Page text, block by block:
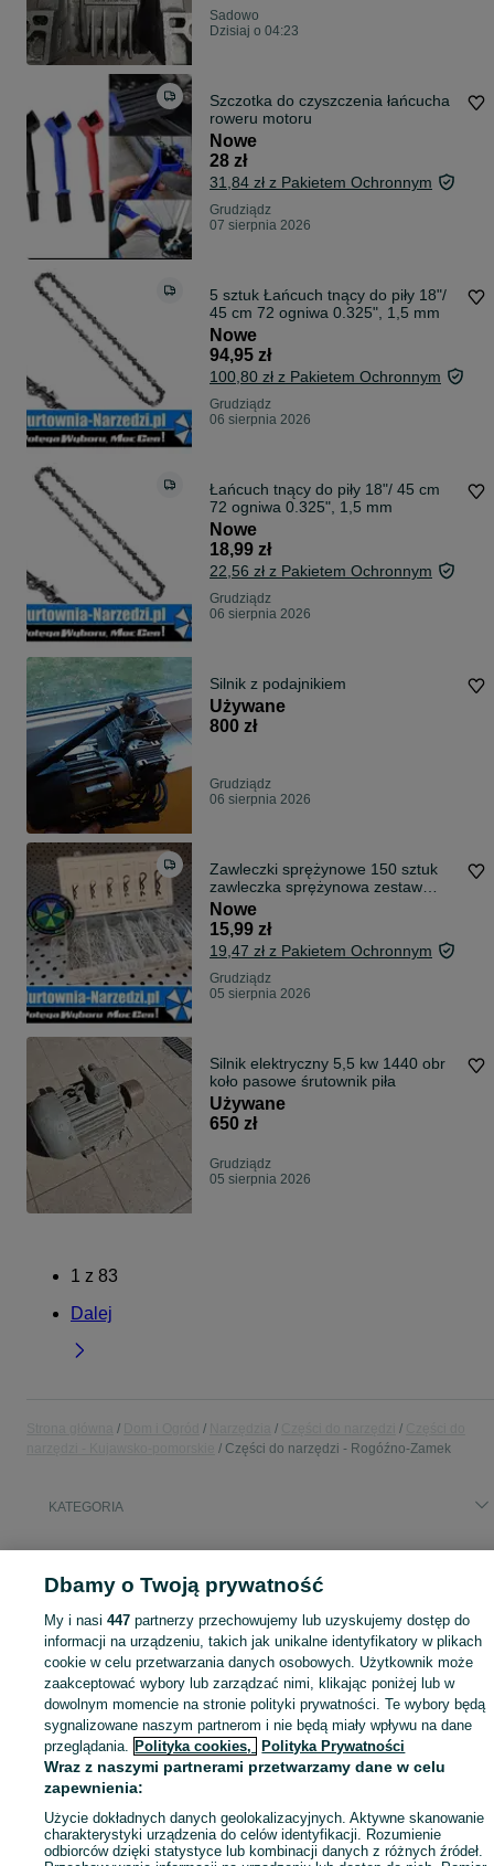
Sadowo
Dzisiaj o 04:23
Szczotka do czyszczenia łańcucha
roweru motoru
Nowe
28 zł
31,84 zł z Pakietem Ochronnym
Grudziądz
07 sierpnia 2026
5 sztuk Łańcuch tnący do piły 18"/
45 cm 72 ogniwa 0.325", 1,5 mm
Nowe
94,95 zł
100,80 zł z Pakietem Ochronnym
Grudziądz
06 sierpnia 2026
Łańcuch tnący do piły 18"/ 45 cm
72 ogniwa 0.325", 1,5 mm
Nowe
18,99 zł
22,56 zł z Pakietem Ochronnym
Grudziądz
06 sierpnia 2026
Silnik z podajnikiem
Używane
800 zł
Grudziądz
06 sierpnia 2026
Zawleczki sprężynowe 150 sztuk
zawleczka sprężynowa zestaw
zawleczek spręzynowych
Nowe
15,99 zł
19,47 zł z Pakietem Ochronnym
Grudziądz
05 sierpnia 2026
Silnik elektryczny 5,5 kw 1440 obr
koło pasowe śrutownik piła
Używane
650 zł
Grudziądz
05 sierpnia 2026
1 z 83
Dalej
Części do narzędzi - Rogóźno-Zamek
KATEGORIA
Mapa kategorii
Mapa miejscowości
Mapa ministron
Popularne wyszukiwania
Dbamy o Twoją prywatność
My i nasi447 partnerzy przechowujemy lub uzyskujemy dostęp do
informacji na urządzeniu, takich jak unikalne identyfikatory w plikach
cookie w celu przetwarzania danych osobowych. Użytkownik może
zaakceptować wybory lub zarządzać nimi, klikając poniżej lub w
dowolnym momencie na stronie polityki prywatności. Te wybory będą
sygnalizowane naszym partnerom i nie będą miały wpływu na dane
przeglądania. Polityka cookies, Polityka Prywatności
Wraz z naszymi partnerami przetwarzamy dane w celu
zapewnienia:
Użycie dokładnych danych geolokalizacyjnych. Aktywne skanowanie
charakterystyki urządzenia do celów identyfikacji. Rozumienie
odbiorców dzięki statystyce lub kombinacji danych z różnych źródeł.